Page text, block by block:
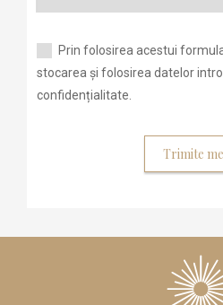
Prin folosirea acestui
stocarea și folosirea datelor
confidențialitate.